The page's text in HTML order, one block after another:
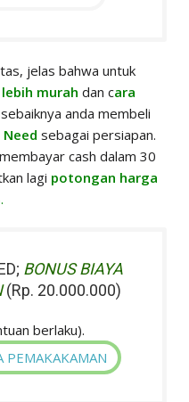
jelas bahwa untuk
lebih murah dan cara
anda membeli
sebagai persiapan.
cash dalam 30
lagi potongan harga
.
BONUS BIAYA
(Rp. 20.000.000)
berlaku).
PEMAKAKAMAN